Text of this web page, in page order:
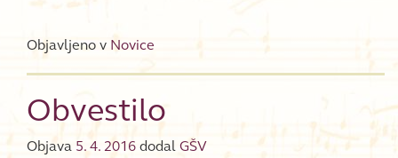
Objavljeno v Novice
Obvestilo
Objava 5. 4. 2016 dodal GŠV